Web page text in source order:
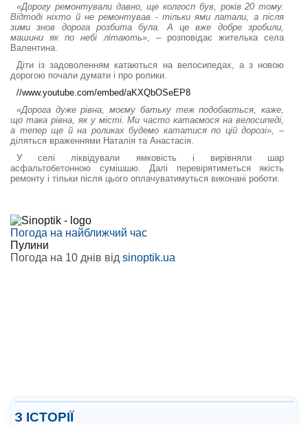
«Дорогу ремонтували давно, ще колгосп був, років 20 тому.
Відтоді ніхто й не ремонтував - тільки ями латали, а після
зими знов дорога розбита була. А це вже добре зробили,
машини як по небі літають», – розповідає жителька села
Валентина.
Діти із задоволенням катаються на велосипедах, а з новою
дорогою почали думати і про ролики.
//www.youtube.com/embed/aKXQbOSeEP8
«Дорога дуже рівна, моєму батьку теж подобається, каже,
що така рівна, як у місті. Ми часто катаємося на велосипеді,
а тепер ще й на роликах будемо кататися по цій дорозі»,
–
діляться враженнями Наталія та Анастасія.
У селі ліквідували ямковість і вирівняли шар
асфальтобетонною сумішшю. Далі перевірятиметься якість
ремонту і тільки після цього оплачуватимуться виконані роботи.
Погода на найближчий час
Пулини
Погода на 10 днів від sinoptik.ua
З ІСТОРІЇ